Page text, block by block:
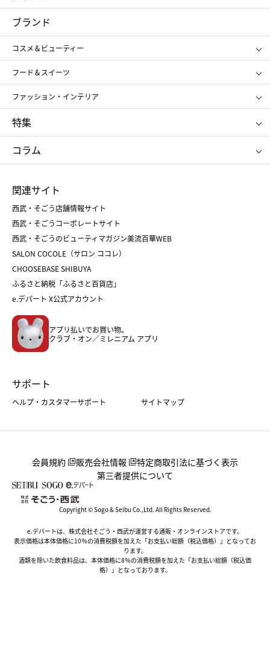
コスメ＆ビューティー
ギフト
レディース
メンズ
スポーツ・アウトドア
お中元
お歳暮
ブランド
コスメ＆ビューティー
SHISEIDO
ポール&ジョー ボーテ
ジルスチュアート
NARS
RMK
クリニーク
SK-Ⅱ
フード＆スイーツ
アンリ・シャルパンティエ
ゴディバ
新宿高野
たねや
ねんりん家
ファッション・インテリア
ポロ ラルフ ローレン
タケオ キクチ
ママ＆キッズ
シュタイフ
特集
お中元
ひな人形
五月人形
父の日
クリスマスケーキ
ホワイトデー
コラム
菓子折り
和菓子
人気のギフト
バレンタイン
ホワイトデー
おせち
フード
ホーム・キッチン＆アート
関連サイト
西武・そごう店舗情報サイト
西武・そごうコーポレートサイト
西武・そごうのビューティマガジン美流百華WEB
SALON COCOLE（サロン ココレ）
CHOOSEBASE SHIBUYA
ふるさと納税「ふるさと百貨店」
e.デパート X公式アカウント
アプリ払いでお買い物。
クラブ・オン／ミレニアム アプリ
サポート
ヘルプ・カスタマーサポート サイトマップ
会員規約 販売会社情報
特定商取引法に基づく表示
第三者提供について
Copyright © Sogo & Seibu Co.,Ltd. All Rights Reserved.
e.デパートは、株式会社そごう・西武が運営する通販・オンラインストアです。
表示価格は本体価格に10％の消費税額を加えた「お支払い総額（税込価格）」となってお
ります。
酒類を除いた飲食料品は、本体価格に8％の消費税額を加えた「お支払い総額（税込価
格）」となっております。